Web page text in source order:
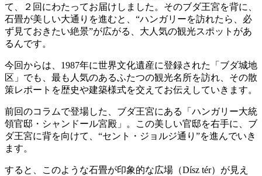
て、２回にわたってお届けしました。そのブダ王宮を背に、
石畳が美しい大通りを進むと、“ハンガリーを訪れたら、必
ず見ておきたい絶景”が広がる、大人気の観光スポットがあ
るんです。
今回からは、1987年に世界文化遺産に登録された「ブダ城地
区」でも、最も人気のあるふたつの観光名所を訪れ、その散
策レポートを歴史や建築様式を交えてお伝えしていきます。
前回のコラムで登場した、ブダ王宮にある「ハンガリー大統
領官邸・シャンドール宮殿」。この美しい官邸を右手に、ブ
ダ王宮に背を向けて、“セント・ジョルジ通り”を進んでいき
ます。
すると、このような石畳が印象的な広場（Dísz tér）が見え